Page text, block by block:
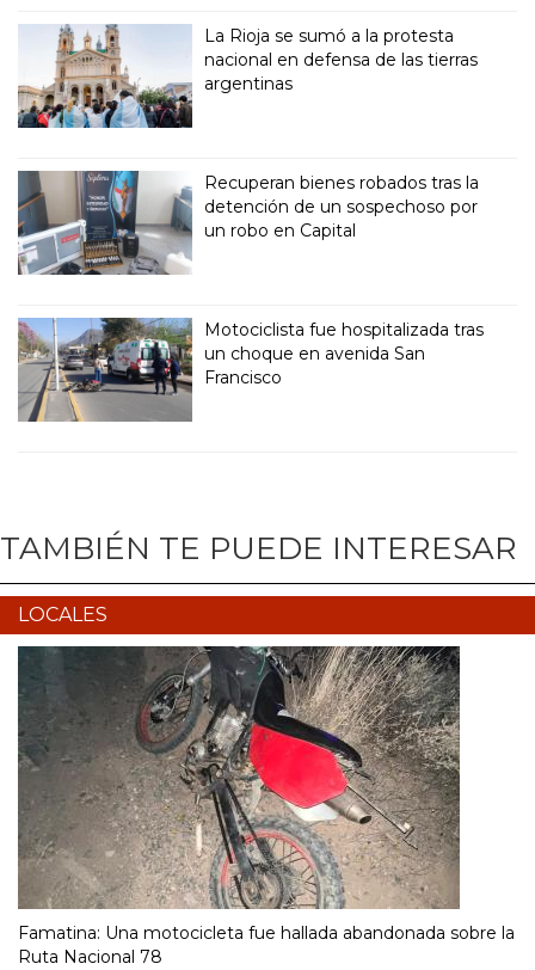
La Rioja se sumó a la protesta
nacional en defensa de las tierras
argentinas
Recuperan bienes robados tras la
detención de un sospechoso por
un robo en Capital
Motociclista fue hospitalizada tras
un choque en avenida San
Francisco
TAMBIÉN TE PUEDE INTERESAR
LOCALES
Famatina: Una motocicleta fue hallada abandonada sobre la
Ruta Nacional 78